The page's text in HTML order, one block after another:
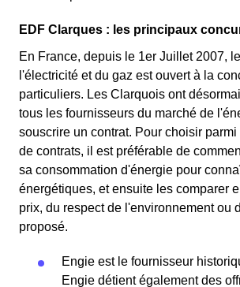
EDF Clarques : les principaux
En France, depuis le 1er Juillet 2007,
l'électricité et du gaz est ouvert à la
particuliers. Les Clarquois ont
tous les fournisseurs du marché de
souscrire un contrat. Pour choisir
de contrats, il est préférable de
sa consommation d'énergie pour
énergétiques, et ensuite les comparer
prix, du respect de l'environnement ou
proposé.
Engie est le fournisseur
Engie détient également des